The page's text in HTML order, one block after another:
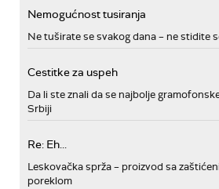
Nemogućnost tusiranja
Ne tuširate se svakog dana – ne stidite
Cestitke za uspeh
Da li ste znali da se najbolje
Srbiji
Re: Eh...
Leskovačka sprža – proizvod sa
poreklom